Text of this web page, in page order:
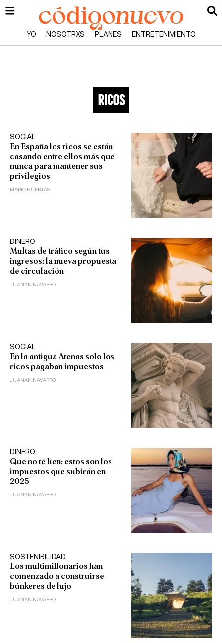
YO NOSOTRXS PLANES ENTRETENIMIENTO
ricos
SOCIAL
En España los ricos se están
casando entre ellos más que
nunca para mantener sus
privilegios
MARIO HUERTAS
DINERO
Multas de tráfico según tus
ingresos: la nueva propuesta
de circulación
JUANAN NAVARRO
SOCIAL
En la antigua Atenas solo los
ricos pagaban impuestos
JUANAN NAVARRO
DINERO
Que no te líen: estos son los
impuestos que subirán en
2025
JUANAN NAVARRO
SOSTENIBILIDAD
Los multimillonarios han
comenzado a construirse
búnkeres de lujo
JUANAN NAVARRO